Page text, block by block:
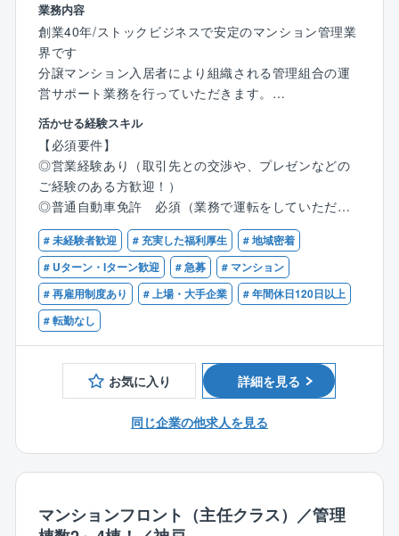
●赴任手当（単身の場合75,000円／家族帯同の場合20
0,000円）
●派遣手当（30,000円／月額）
●独身寮,社宅の用意（社宅寮費として10,000円～また
は20,000円～
水道光熱費・駐車場・火災保険料等は自己負担）
※詳細は、会社規定による。
※事情により転勤が難しい方は、転居を伴う異動のない
「エリア職」もご相談できます。
業務内容
創業40年/ストックビジネスで安定のマンション管理業
界です
分譲マンション入居者により組織される管理組合の運
営サポート業務を行っていただきます。
営業職ですが、数字よりもお客様との関係性重視の社
風。
未経験から活躍している社員多数！
【具体的な業務】
●理事会、総会の運営サポート
●議事録の作成
●管理組合会計（出納関係）書類や管理報告書の作成
●共用部やエレベータなど点検報告書の確認や、建物の
修繕提案
●入居者様からのお困りごとサポート
※一人平均10棟～15棟を担当し、内勤6割、外勤4割程
度です。
2～3か月で自分の担当物件を持つことを目標に取り
組んでいただきます。
【働きやすい環境を目指しています】
★フレックスタイム制で、社員それぞれのライフスタ
活かせる経験スキル
【必須要件】
◎営業経験あり（取引先との交渉や、プレゼンなどの
ご経験のある方歓迎！）
◎普通自動車免許 必須（業務で運転をしていただき
ます。）
◎パソコンの使用ができる方（ワード、エクセル、パ
ワポなどの基本的なスキル）
◎「成約がゴール」「数字主義」の業績を追い求める
タイプではなく、お客様と長く良好な関係を築ける方
を望んでいます。
【歓迎要件】
◎フロント営業経験者・管理業務主任者・宅地建物取
※業務に必要な不動産関連資格取得のバックアップ体
制は整っています。
# 未経験者歓迎 # 充実した福利厚生
# 地域密着
# Uターン・Iターン歓迎
# 急募
# マンション
# 再雇用制度あり
# 上場・大手企業
# 年間休日120日以上
# 転勤なし
お気に入り 詳細を見る
同じ企業の他求人を見る
マンションフロント（主任クラス）／管理